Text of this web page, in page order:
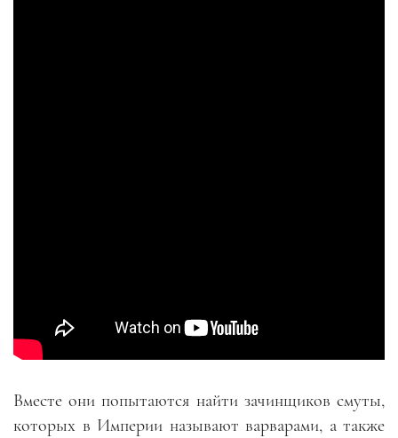
Вместе они попытаются найти зачинщиков смуты,
которых в Империи называют варварами, а также